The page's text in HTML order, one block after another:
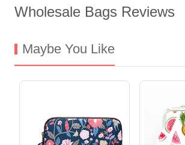
Wholesale Bags Reviews
Maybe You Like